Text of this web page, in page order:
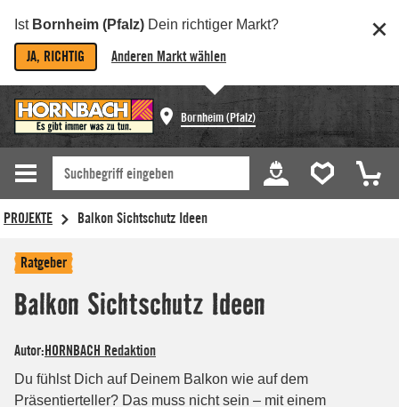
Ist Bornheim (Pfalz) Dein richtiger Markt?
JA, RICHTIG Anderen Markt wählen
Bornheim (Pfalz)